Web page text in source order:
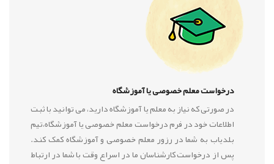
درخواست معلم خصوصی یا آموزشگاه
در صورتی که نیاز به معلم یا آموزشگاه دارید، می توانید با ثبت
اطلاعات خود در فرم درخواست معلم خصوصی یا آموزشگاه،تیم
بلدیاب به شما در رزور معلم خصوصی و آموزشگاه کمک کند.
پس از درخواست کارشناسان ما در اسراع وقت با شما در ارتباط